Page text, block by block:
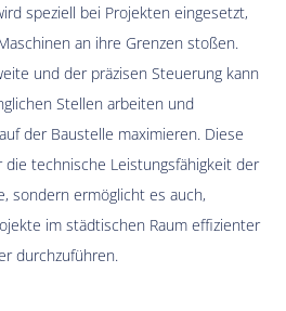
speziell bei Projekten eingesetzt,
an ihre Grenzen stoßen.
und der präzisen Steuerung kann
Stellen arbeiten und
der Baustelle maximieren. Diese
technische Leistungsfähigkeit der
sondern ermöglicht es auch,
im städtischen Raum effizienter
durchzuführen.